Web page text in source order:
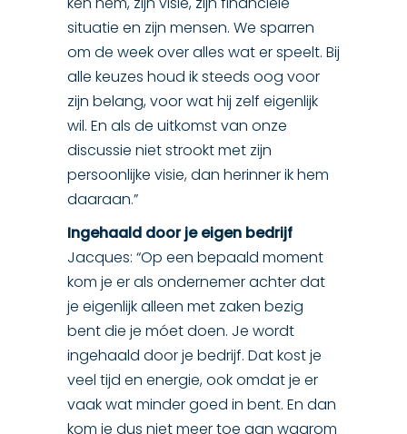
situatie en zijn mensen. We sparren
om de week over alles wat er speelt. Bij
alle keuzes houd ik steeds oog voor
zijn belang, voor wat hij zelf eigenlijk
wil. En als de uitkomst van onze
discussie niet strookt met zijn
persoonlijke visie, dan herinner ik hem
daaraan.”
Ingehaald door je eigen bedrijf
Jacques: “Op een bepaald moment
kom je er als ondernemer achter dat
je eigenlijk alleen met zaken bezig
bent die je móet doen. Je wordt
ingehaald door je bedrijf. Dat kost je
veel tijd en energie, ook omdat je er
vaak wat minder goed in bent. En dan
kom je dus niet meer toe aan waarom